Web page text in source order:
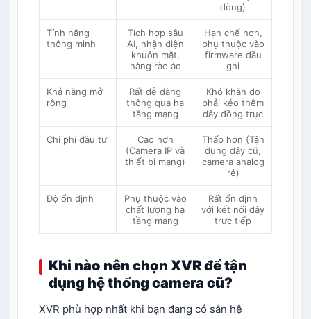
dòng)
Tính năng
thông minh
Tích hợp sâu
AI, nhận diện
khuôn mặt,
hàng rào ảo
Hạn chế hơn,
phụ thuộc vào
firmware đầu
ghi
Khả năng mở
rộng
Rất dễ dàng
thông qua hạ
tầng mạng
Khó khăn do
phải kéo thêm
dây đồng trục
Chi phí đầu tư
Cao hơn
(Camera IP và
thiết bị mạng)
Thấp hơn (Tận
dụng dây cũ,
camera analog
rẻ)
Độ ổn định
Phụ thuộc vào
chất lượng hạ
tầng mạng
Rất ổn định
với kết nối dây
trực tiếp
Khi nào nên chọn XVR để tận
dụng hệ thống camera cũ?
XVR phù hợp nhất khi bạn đang có sẵn hệ